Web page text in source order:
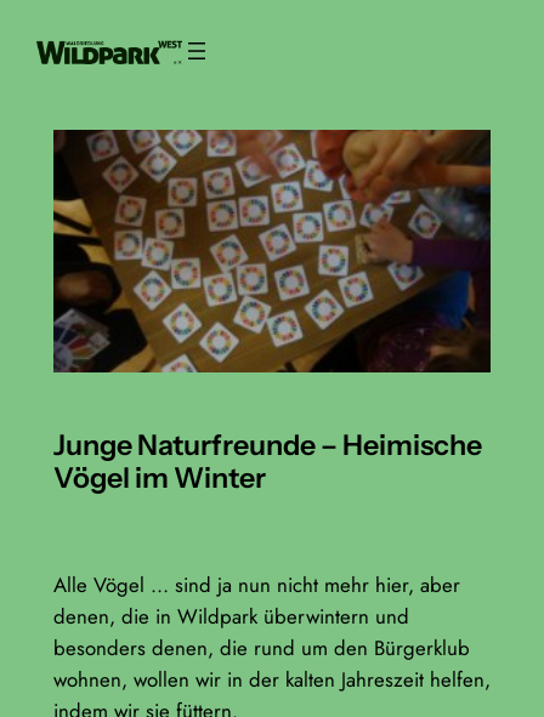
Inhalt
Junge Naturfreunde – Heimische
Vögel im Winter
Alle Vögel … sind ja nun nicht mehr hier, aber
denen, die in Wildpark überwintern und
besonders denen, die rund um den Bürgerklub
wohnen, wollen wir in der kalten Jahreszeit helfen,
indem wir sie füttern.